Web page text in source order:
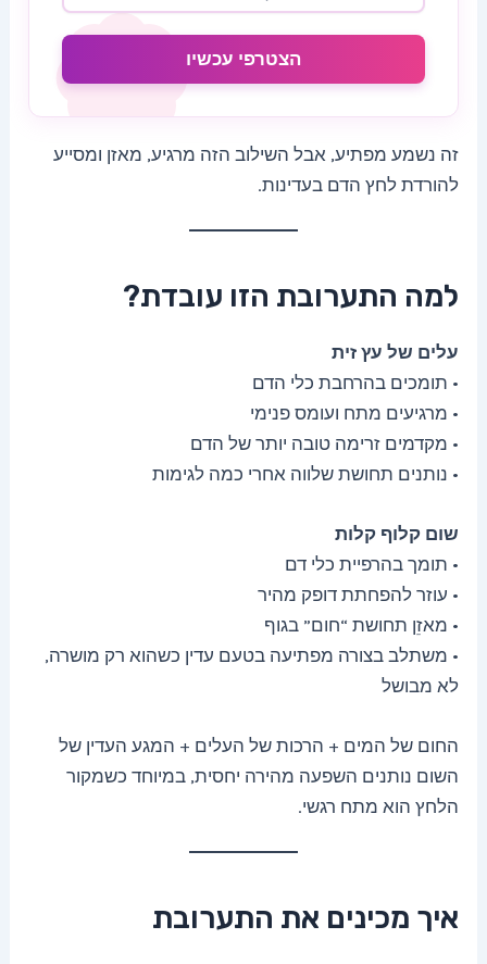
הצטרפי עכשיו
זה נשמע מפתיע, אבל השילוב הזה מרגיע, מאזן ומסייע
להורדת לחץ הדם בעדינות.
למה התערובת הזו עובדת?
עלים של עץ זית
• תומכים בהרחבת כלי הדם
• מרגיעים מתח ועומס פנימי
• מקדמים זרימה טובה יותר של הדם
• נותנים תחושת שלווה אחרי כמה לגימות
שום קלוף קלות
• תומך בהרפיית כלי דם
• עוזר להפחתת דופק מהיר
• מאזֵן תחושת “חום” בגוף
• משתלב בצורה מפתיעה בטעם עדין כשהוא רק מושרה,
לא מבושל
החום של המים + הרכות של העלים + המגע העדין של
השום נותנים השפעה מהירה יחסית, במיוחד כשמקור
הלחץ הוא מתח רגשי.
איך מכינים את התערובת